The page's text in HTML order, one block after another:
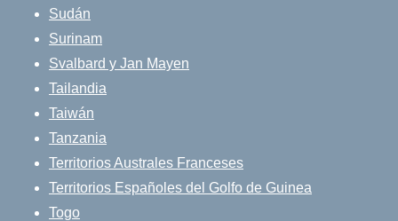
Sudán
Surinam
Svalbard y Jan Mayen
Tailandia
Taiwán
Tanzania
Territorios Australes Franceses
Territorios Españoles del Golfo de Guinea
Togo